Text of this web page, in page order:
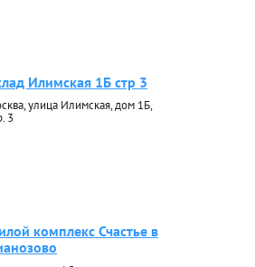
Илимская 1Б стр 3
улица Илимская, дом 1Б,
3
комплекс Счастье в